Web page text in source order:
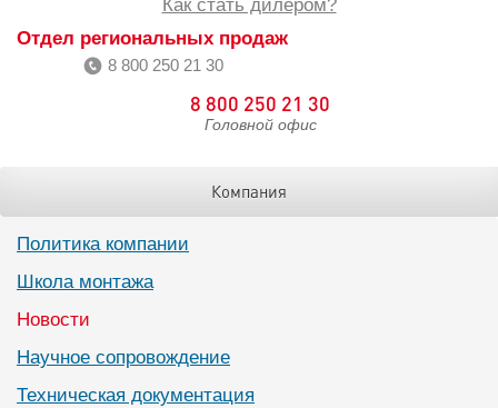
Как стать дилером?
Отдел региональных продаж
8 800 250 21 30
8 800 250 21 30
Головной офис
Компания
Политика компании
Школа монтажа
Новости
Научное сопровождение
Техническая документация